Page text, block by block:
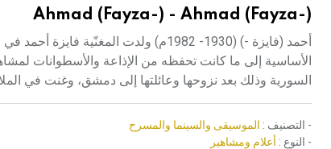
Ahmad (Fayza-) - Ahmad (Fayza-)
أحمد (فايزة -) (1930- 1982م) ولدت
الأساسية إلى ما كانت تحفظه من الإذاعة والأسطوانات
السورية وذلك بعد نزوحها وعائلتها إلى دمشق، وغنت في
- التصنيف : الموسيقى والسينما والمسرح
- النوع : أعلام ومشاهير